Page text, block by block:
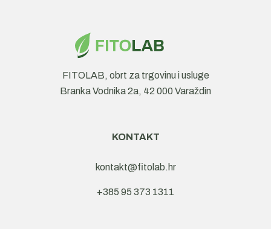
FITOLAB, obrt za trgovinu i usluge
Branka Vodnika 2a, 42 000 Varaždin
KONTAKT
kontakt@fitolab.hr
+385 95 373 1311